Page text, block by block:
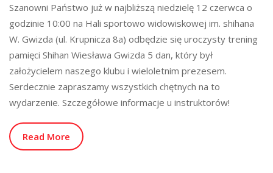
Szanowni Państwo już w najbliższą niedzielę 12 czerwca o
godzinie 10:00 na Hali sportowo widowiskowej im. shihana
W. Gwizda (ul. Krupnicza 8a) odbędzie się uroczysty trening
pamięci Shihan Wiesława Gwizda 5 dan, który był
założycielem naszego klubu i wieloletnim prezesem.
Serdecznie zapraszamy wszystkich chętnych na to
wydarzenie. Szczegółowe informacje u instruktorów!
Read More